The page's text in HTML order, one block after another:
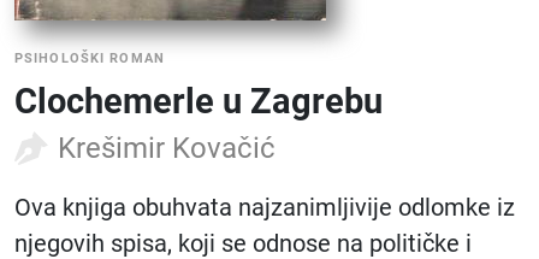
PSIHOLOŠKI ROMAN
Clochemerle u Zagrebu
Krešimir Kovačić
Ova knjiga obuhvata najzanimljivije odlomke iz
njegovih spisa, koji se odnose na političke i